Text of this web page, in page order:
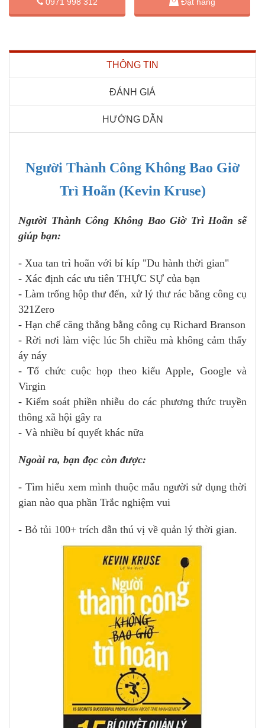
THÔNG TIN
ĐÁNH GIÁ
HƯỚNG DẪN
Người Thành Công Không Bao Giờ
Trì Hoãn (Kevin Kruse)
Người Thành Công Không Bao Giờ Trì Hoãn sẽ
giúp bạn:
- Xua tan trì hoãn với bí kíp "Du hành thời gian"
- Xác định các ưu tiên THỰC SỰ của bạn
- Làm trống hộp thư đến, xử lý thư rác bằng công cụ
321Zero
- Hạn chế căng thẳng bằng công cụ Richard Branson
- Rời nơi làm việc lúc 5h chiều mà không cảm thấy
áy náy
- Tổ chức cuộc họp theo kiểu Apple, Google và
Virgin
- Kiểm soát phiền nhiễu do các phương thức truyền
thông xã hội gây ra
- Và nhiều bí quyết khác nữa
Ngoài ra, bạn đọc còn được:
- Tìm hiểu xem mình thuộc mẫu người sử dụng thời
gian nào qua phần Trắc nghiệm vui
- Bỏ tủi 100+ trích dẫn thú vị về quản lý thời gian.